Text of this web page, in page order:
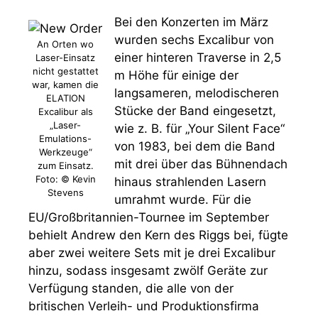
An Orten wo
Laser-Einsatz
nicht gestattet
war, kamen die
ELATION
Excalibur als
„Laser-
Emulations-
Werkzeuge“
zum Einsatz.
Foto: © Kevin
Stevens
Bei den Konzerten im März
wurden sechs Excalibur von
einer hinteren Traverse in 2,5
m Höhe für einige der
langsameren, melodischeren
Stücke der Band eingesetzt,
wie z. B. für „Your Silent Face“
von 1983, bei dem die Band
mit drei über das Bühnendach
hinaus strahlenden Lasern
umrahmt wurde. Für die
EU/Großbritannien-Tournee im September
behielt Andrew den Kern des Riggs bei, fügte
aber zwei weitere Sets mit je drei Excalibur
hinzu, sodass insgesamt zwölf Geräte zur
Verfügung standen, die alle von der
britischen Verleih- und Produktionsfirma